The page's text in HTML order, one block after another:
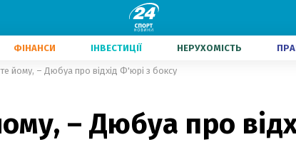
ФІНАНСИ ІНВЕСТИЦІЇ НЕРУХОМІСТЬ
йому, – Дюбуа про відхід Ф'юрі з боксу
– Дюбуа про